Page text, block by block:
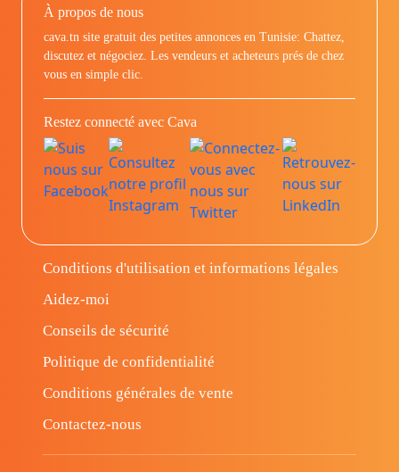
À propos de nous
cava.tn site gratuit des petites annonces en Tunisie: Chattez,
discutez et négociez. Les vendeurs et acheteurs prés de chez
vous en simple clic.
Restez connecté avec Cava
Conditions d'utilisation et informations légales
Aidez-moi
Conseils de sécurité
Politique de confidentialité
Conditions générales de vente
Contactez-nous